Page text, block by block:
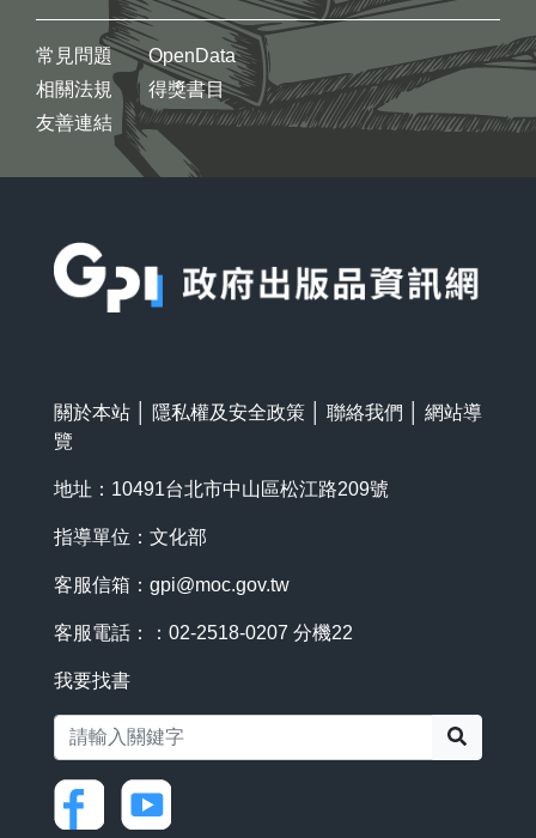
常見問題
相關法規
友善連結
OpenData
得獎書目
關於本站 隱私權及安全政策 聯絡我們
網站導
覽
地址：10491台北市中山區松江路209號
指導單位：文化部
客服信箱： gpi@moc.gov.tw
客服電話：：02-2518-0207 分機22
我要找書